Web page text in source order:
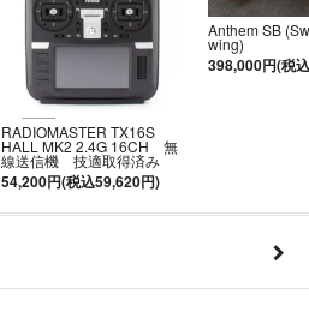
RADIOMASTER TX16S
HALL MK2 2.4G 16CH 無
線送信機 技適取得済み
54,200円(税込59,620円)
Anthem SB
wing)
398,000円(税